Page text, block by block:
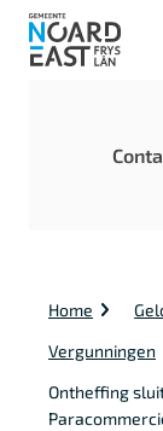
e
K
u
m
e
Home
Vergunningen
Ontheffing